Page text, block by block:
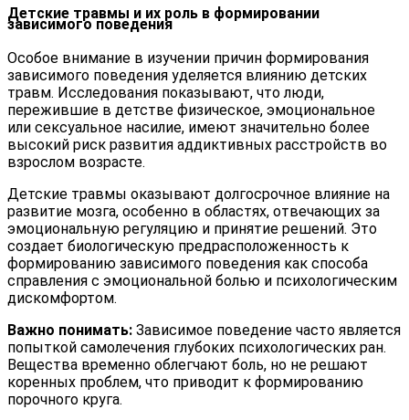
Детские травмы и их роль в формировании
зависимого поведения
Особое внимание в изучении причин формирования
зависимого поведения уделяется влиянию детских
травм. Исследования показывают, что люди,
пережившие в детстве физическое, эмоциональное
или сексуальное насилие, имеют значительно более
высокий риск развития аддиктивных расстройств во
взрослом возрасте.
Детские травмы оказывают долгосрочное влияние на
развитие мозга, особенно в областях, отвечающих за
эмоциональную регуляцию и принятие решений. Это
создает биологическую предрасположенность к
формированию зависимого поведения как способа
справления с эмоциональной болью и психологическим
дискомфортом.
Важно понимать: Зависимое поведение часто является
попыткой самолечения глубоких психологических ран.
Вещества временно облегчают боль, но не решают
коренных проблем, что приводит к формированию
порочного круга.